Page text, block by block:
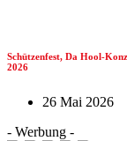
Schützenfest, Da Hool-
2026
26 Mai 2026
- Werbung -